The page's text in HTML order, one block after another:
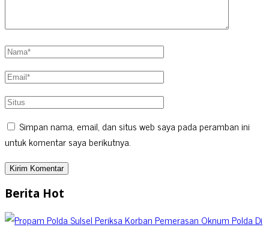
Simpan nama, email, dan situs web saya pada peramban ini
untuk komentar saya berikutnya.
Berita Hot